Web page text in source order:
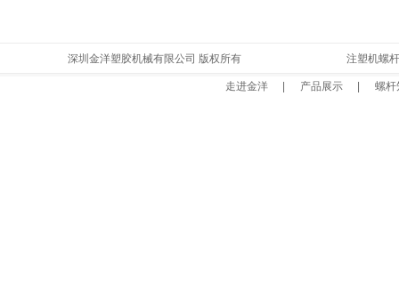
深圳金洋塑胶机械有限公司 版权所有 注塑机螺
走进金洋 产品展示 螺杆